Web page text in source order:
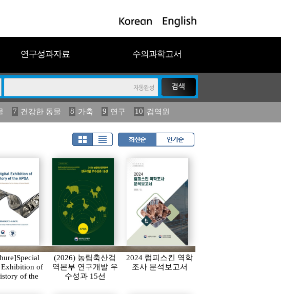
연구성과자료 수의과학고서
7 건강한 동물 8 가축 9 연구 10 검역원
16 관리 17 연보 18 농림수산 19 2023
of
of the
(2026) 농림축산검
역본부 연구개발 우
수성과 15선
2024 럼피스킨 역학
조사 분석보고서